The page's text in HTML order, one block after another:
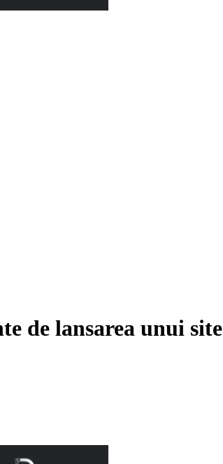
de lansarea unui site